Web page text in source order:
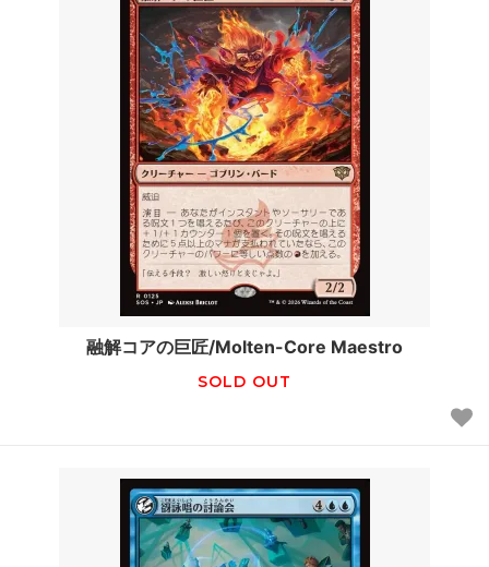
融解コアの巨匠/Molten-Core Maestro
SOLD OUT